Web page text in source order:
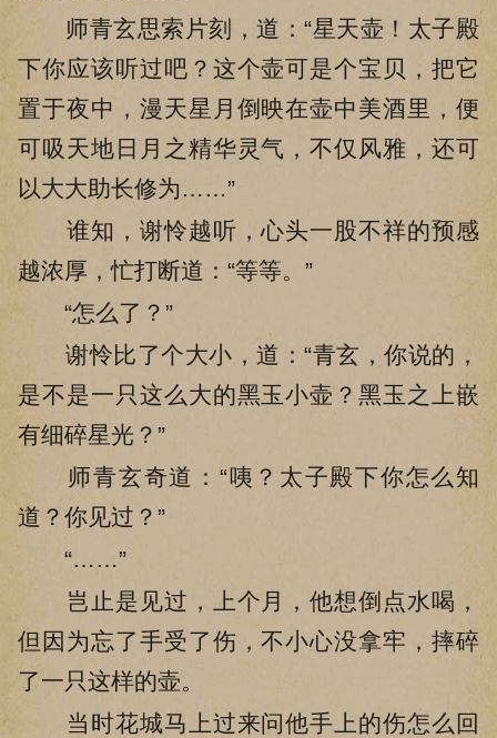
师青玄思索片刻，道：“星天壶！太子殿
下你应该听过吧？这个壶可是个宝贝，把它
置于夜中，漫天星月倒映在壶中美酒里，便
可吸天地日月之精华灵气，不仅风雅，还可
以大大助长修为……”
谁知，谢怜越听，心头一股不祥的预感
越浓厚，忙打断道：“等等。”
“怎么了？”
谢怜比了个大小，道：“青玄，你说的，
是不是一只这么大的黑玉小壶？黑玉之上嵌
有细碎星光？”
师青玄奇道：“咦？太子殿下你怎么知
道？你见过？”
“……”
岂止是见过，上个月，他想倒点水喝，
但因为忘了手受了伤，不小心没拿牢，摔碎
了一只这样的壶。
当时花城马上过来问他手上的伤怎么回